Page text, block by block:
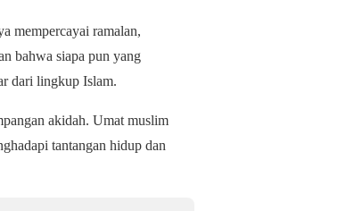
mempercayai ramalan,
bahwa siapa pun yang
dari lingkup Islam.
akidah. Umat muslim
tantangan hidup dan